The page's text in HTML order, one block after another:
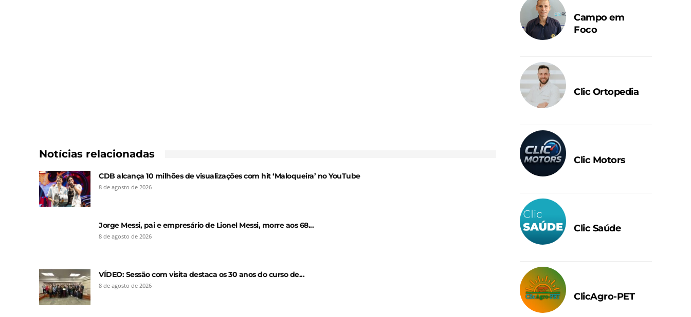
Notícias relacionadas
CDB alcança 10 milhões de visualizações com hit ‘Maloqueira’ no YouTube
8 de agosto de 2026
Jorge Messi, pai e empresário de Lionel Messi, morre aos 68...
8 de agosto de 2026
VÍDEO: Sessão com visita destaca os 30 anos do curso de...
8 de agosto de 2026
Campo em
Foco
Clic Ortopedia
Clic Motors
Clic Saúde
ClicAgro-PET